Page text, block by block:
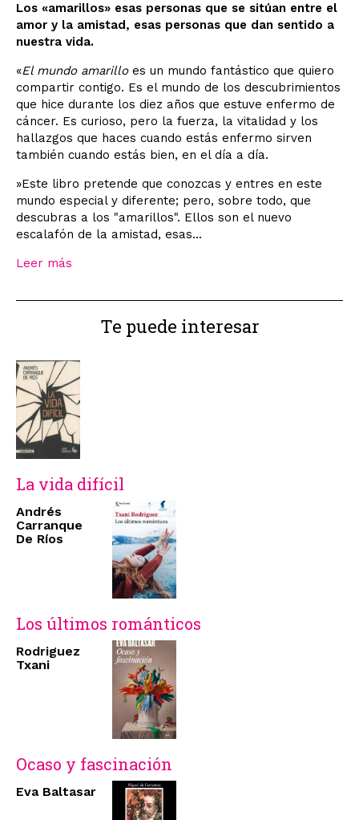
Los «amarillos» esas personas que se sitúan entre el
amor y la amistad, esas personas que dan sentido a
nuestra vida.
«El mundo amarilloes un mundo fantástico que quiero
compartir contigo. Es el mundo de los descubrimientos
que hice durante los diez años que estuve enfermo de
cáncer. Es curioso, pero la fuerza, la vitalidad y los
hallazgos que haces cuando estás enfermo sirven
también cuando estás bien, en el día a día.
»Este libro pretende que conozcas y entres en este
mundo especial y diferente; pero, sobre todo, que
descubras a los "amarillos". Ellos son el nuevo
escalafón de la amistad, esas...
Leer más
Te puede interesar
La vida difícil
Andrés
Carranque
De Ríos
Los últimos románticos
Rodriguez
Txani
Ocaso y fascinación
Eva Baltasar